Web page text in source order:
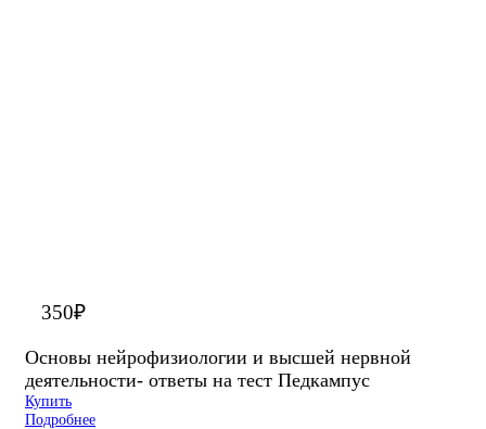
350₽
Основы нейрофизиологии и высшей нервной
деятельности- ответы на тест Педкампус
Купить
Подробнее